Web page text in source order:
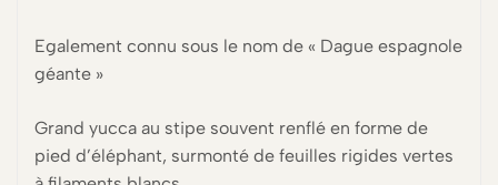
Egalement connu sous le nom de « Dague espagnole
géante »
Grand yucca au stipe souvent renflé en forme de
pied d’éléphant, surmonté de feuilles rigides vertes